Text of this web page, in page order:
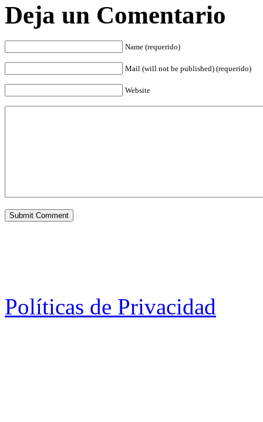
Deja un Comentario
Name (requerido)
Mail (will not be published) (requerido)
Website
Políticas de Privacidad